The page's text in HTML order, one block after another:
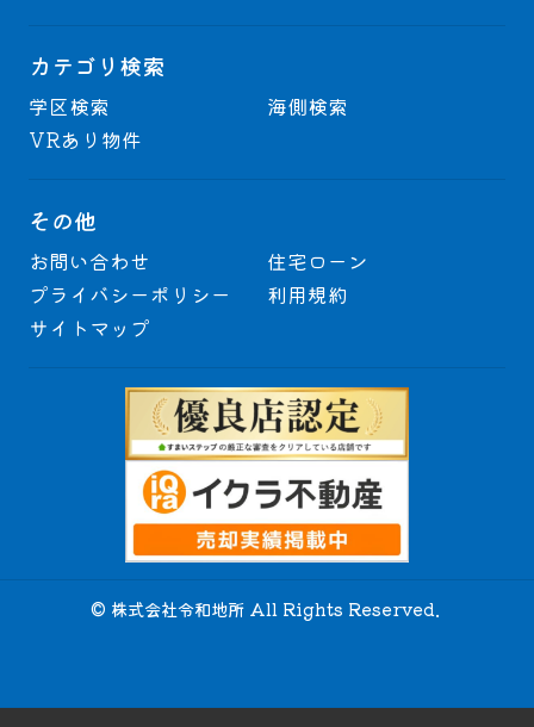
カテゴリ検索
学区検索
海側検索
VRあり物件
その他
お問い合わせ
住宅ローン
プライバシーポリシー
利用規約
サイトマップ
© 株式会社令和地所 All Rights Reserved.